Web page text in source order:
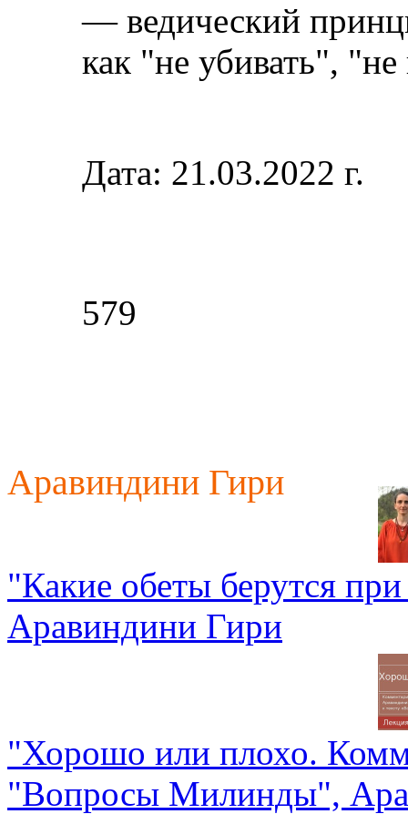
— ведический
как "не убивать",
Дата: 21.03.2022 г.
579
Аравиндини Гири
"Какие обеты берутся
Аравиндини Гири
"Хорошо или плохо.
"Вопросы Милинды",